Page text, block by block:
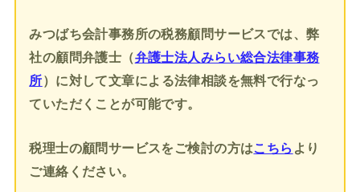
みつばち会計事務所の税務顧問サービスでは、弊
社の顧問弁護士（弁護士法人みらい総合法律事務
所）に対して文章による法律相談を無料で行なっ
ていただくことが可能です。
税理士の顧問サービスをご検討の方はこちら より
ご連絡ください。